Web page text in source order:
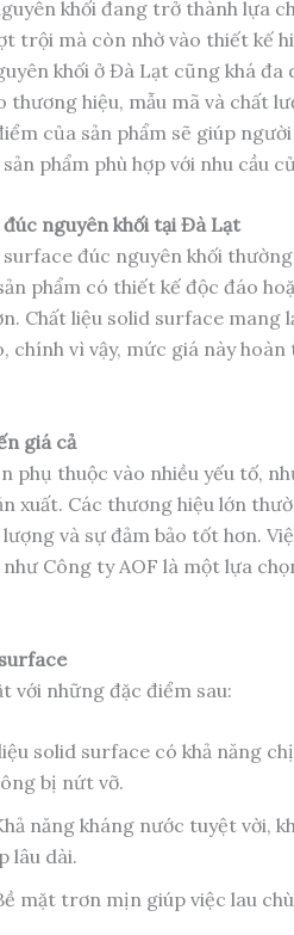
khối đang trở thành lựa
trội mà còn nhờ vào thiết kế
khối ở Đà Lạt cũng khá
thương hiệu, mẫu mã và chất
của sản phẩm sẽ giúp
phẩm phù hợp với nhu cầu
nguyên khối tại Đà Lạt
đúc nguyên khối
phẩm có thiết kế độc đáo
Chất liệu solid surface mang
chính vì vậy, mức giá này
giá cả
phụ thuộc vào nhiều yếu tố,
xuất. Các thương hiệu lớn
và sự đảm bảo tốt hơn.
Công ty AOF là một lựa
với những đặc điểm sau:
solid surface có khả năng
bị nứt vỡ.
năng kháng nước tuyệt vời,
lâu dài.
mặt trơn mịn giúp việc lau